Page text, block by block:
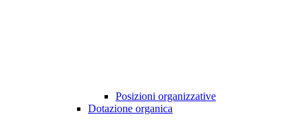
Posizioni organizzative
Dotazione organica